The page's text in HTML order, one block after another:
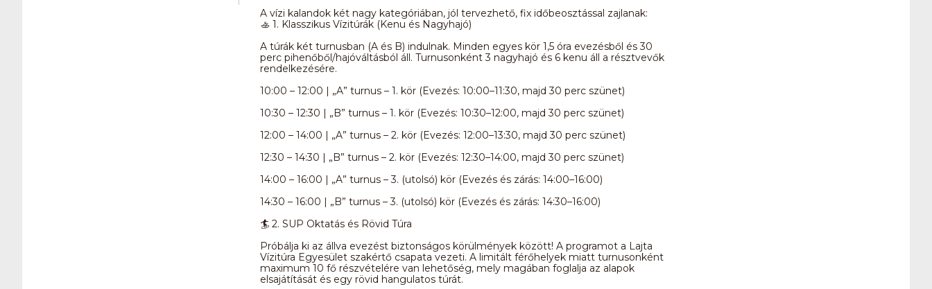
A vízi kalandok két nagy kategóriában, jól tervezhető, fix időbeosztással zajlanak:
🚣 1. Klasszikus Vízitúrák (Kenu és Nagyhajó)
A túrák két turnusban (A és B) indulnak. Minden egyes kör 1,5 óra evezésből és 30
perc pihenőből/hajóváltásból áll. Turnusonként 3 nagyhajó és 6 kenu áll a résztvevők
rendelkezésére.
10:00 – 12:00 | „A” turnus – 1. kör (Evezés: 10:00–11:30, majd 30 perc szünet)
10:30 – 12:30 | „B” turnus – 1. kör (Evezés: 10:30–12:00, majd 30 perc szünet)
12:00 – 14:00 | „A” turnus – 2. kör (Evezés: 12:00–13:30, majd 30 perc szünet)
12:30 – 14:30 | „B” turnus – 2. kör (Evezés: 12:30–14:00, majd 30 perc szünet)
14:00 – 16:00 | „A” turnus – 3. (utolsó) kör (Evezés és zárás: 14:00–16:00)
14:30 – 16:00 | „B” turnus – 3. (utolsó) kör (Evezés és zárás: 14:30–16:00)
🏄 2. SUP Oktatás és Rövid Túra
Próbálja ki az állva evezést biztonságos körülmények között! A programot a Lajta
Vízitúra Egyesület szakértő csapata vezeti. A limitált férőhelyek miatt turnusonként
maximum 10 fő részvételére van lehetőség, mely magában foglalja az alapok
elsajátítását és egy rövid hangulatos túrát.